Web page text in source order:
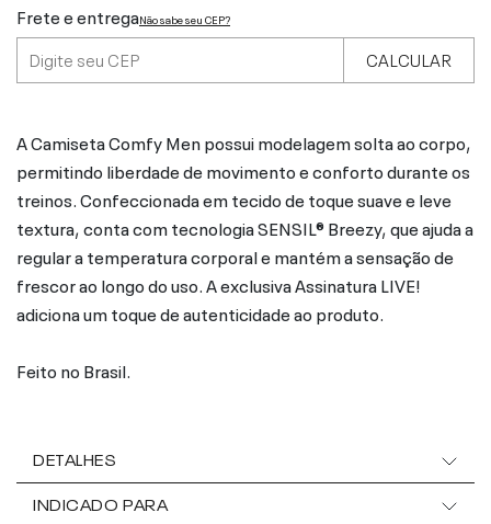
Frete e entregaNão sabe seu CEP?
CALCULAR
A Camiseta Comfy Men possui modelagem solta ao corpo,
permitindo liberdade de movimento e conforto durante os
treinos. Confeccionada em tecido de toque suave e leve
textura, conta com tecnologia SENSIL® Breezy, que ajuda a
regular a temperatura corporal e mantém a sensação de
frescor ao longo do uso. A exclusiva Assinatura LIVE!
adiciona um toque de autenticidade ao produto.
Feito no Brasil.
DETALHES
INDICADO PARA